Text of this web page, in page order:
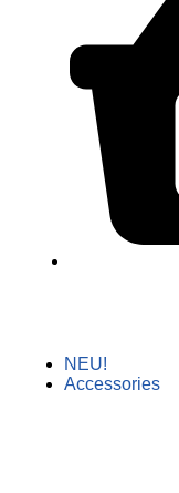
NEU!
Accessories